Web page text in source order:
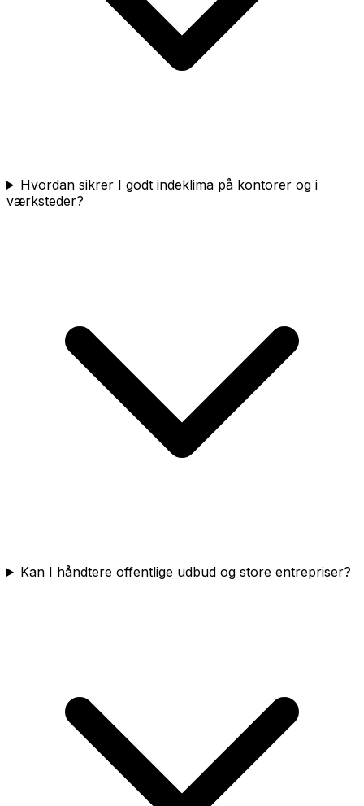
Hvordan sikrer I godt indeklima på kontorer og i
værksteder?
Kan I håndtere offentlige udbud og store entrepriser?